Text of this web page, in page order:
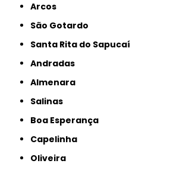
Arcos
São Gotardo
Santa Rita do Sapucaí
Andradas
Almenara
Salinas
Boa Esperança
Capelinha
Oliveira